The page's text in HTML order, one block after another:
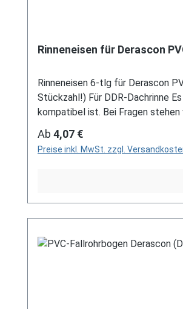
Rinneneisen für Derascon
Rinneneisen 6-tlg für Derascon
Stückzahl!) Für DDR-Dachrinne
kompatibel ist. Bei Fragen
hierzu gerne über unser
Regulärer Preis:
Ab 4,07 €
Preise inkl. MwSt. zzgl.